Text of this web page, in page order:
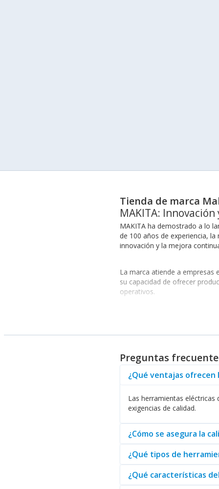
Tienda de marca
MAKITA:
MAKITA ha demostrado a lo
de 100 años de experiencia,
innovación y la mejora
La marca atiende a empresas
su capacidad de ofrecer
operativos.
Lijadoras y Pulidoras: Equipos
Pistolas de Aire: Herramientas
Sopladoras: Equipos que
Destornilladores:
MAKITA se distingue no solo
Preguntas
¿Qué ventajas ofrecen
Las herramientas
exigencias de calidad.
¿Cómo se asegura la
¿Qué tipos de
¿Qué características